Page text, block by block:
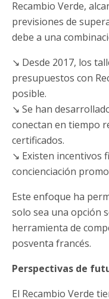
Recambio Verde,
previsiones de
debe a una
↘ Desde 2017, los
presupuestos con
posible.
↘ Se han
conectan en tiempo
certificados.
↘ Existen incentivos
concienciación
Este enfoque ha
solo sea una opción
herramienta de
posventa francés.
Perspectivas de
El Recambio Verde